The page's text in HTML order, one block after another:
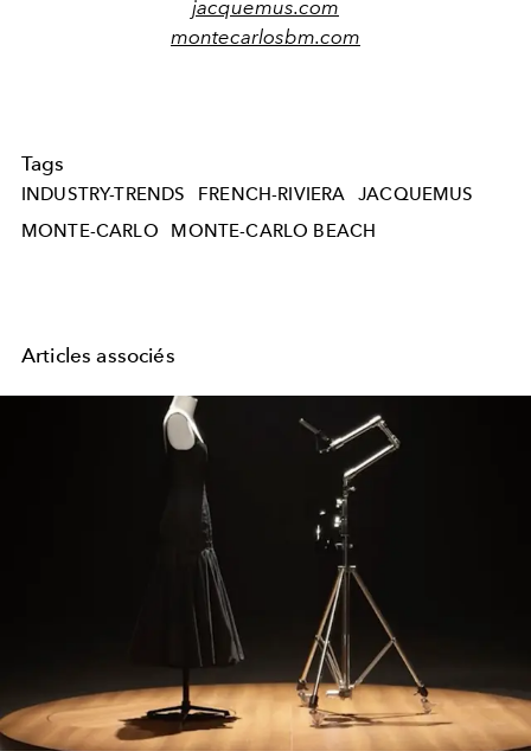
jacquemus.com
montecarlosbm.com
Tags
INDUSTRY-TRENDS FRENCH-RIVIERA
JACQUEMUS
MONTE-CARLO
MONTE-CARLO BEACH
Articles associés